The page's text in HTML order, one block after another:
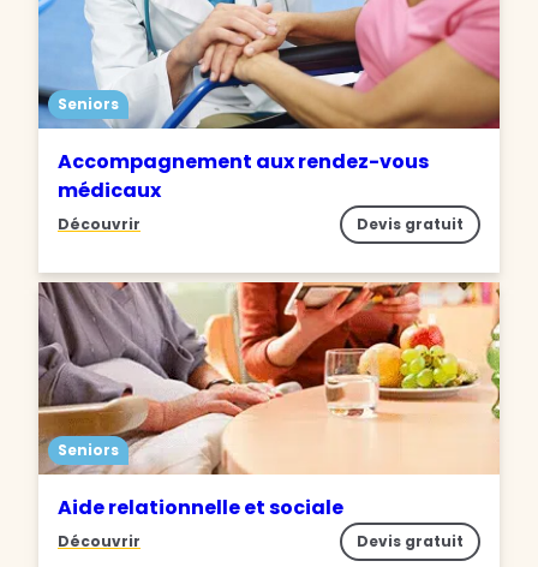
Seniors
Accompagnement aux rendez-vous
médicaux
Découvrir Devis gratuit
Seniors
Aide relationnelle et sociale
Découvrir Devis gratuit